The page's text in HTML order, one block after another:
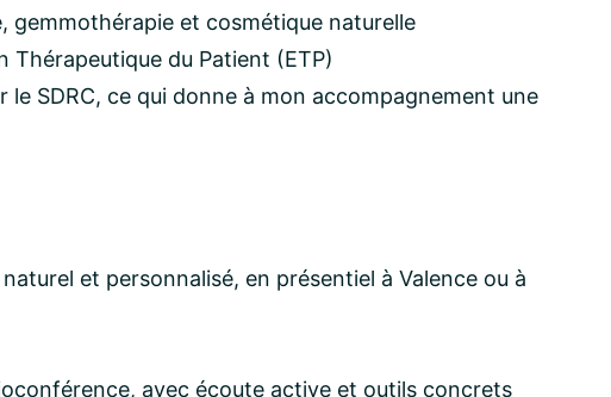
gemmothérapie et cosmétique naturelle
Thérapeutique du Patient (ETP)
le SDRC, ce qui donne à mon accompagnement une
et personnalisé, en présentiel à Valence ou à
avec écoute active et outils concrets